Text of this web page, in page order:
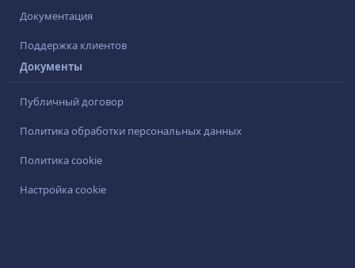
Документация
Поддержка клиентов
Документы
Публичный договор
Политика обработки персональных данных
Политика cookie
Настройка cookie